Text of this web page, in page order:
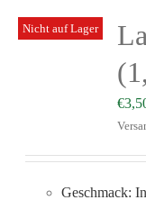
Nicht auf Lager
€
Geschmack: